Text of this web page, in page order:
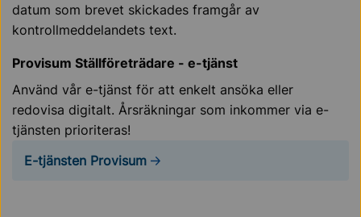
datum som brevet skickades framgår av
kontrollmeddelandets text.
Provisum Ställföreträdare - e-tjänst
Använd vår e-tjänst för att enkelt ansöka eller
redovisa digitalt. Årsräkningar som inkommer via e-
tjänsten prioriteras!
E-tjänsten Provisum